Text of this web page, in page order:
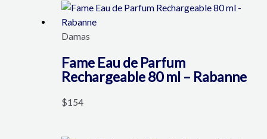
Damas
Fame Eau de Parfum
Rechargeable 80 ml – Rabanne
$154